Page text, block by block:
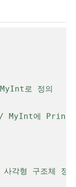
로 정의
에 Print 메
형 구조체 정의